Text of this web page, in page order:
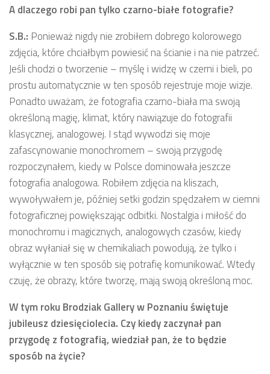
A dlaczego robi pan tylko czarno-białe fotografie?
S.B.: Ponieważ nigdy nie zrobiłem dobrego kolorowego
zdjęcia, które chciałbym powiesić na ścianie i na nie patrzeć.
Jeśli chodzi o tworzenie – myślę i widzę w czerni i bieli, po
prostu automatycznie w ten sposób rejestruje moje wizje.
Ponadto uważam, że fotografia czarno-biała ma swoją
określoną magię, klimat, który nawiązuje do fotografii
klasycznej, analogowej. I stąd wywodzi się moje
zafascynowanie monochromem – swoją przygodę
rozpoczynałem, kiedy w Polsce dominowała jeszcze
fotografia analogowa. Robiłem zdjęcia na kliszach,
wywoływałem je, później setki godzin spędzałem w ciemni
fotograficznej powiększając odbitki. Nostalgia i miłość do
monochromu i magicznych, analogowych czasów, kiedy
obraz wyłaniał się w chemikaliach powodują, że tylko i
wyłącznie w ten sposób się potrafię komunikować. Wtedy
czuję, że obrazy, które tworzę, mają swoją określoną moc.
W tym roku Brodziak Gallery w Poznaniu świętuje
jubileusz dziesięciolecia. Czy kiedy zaczynał pan
przygodę z fotografią, wiedział pan, że to będzie
sposób na życie?